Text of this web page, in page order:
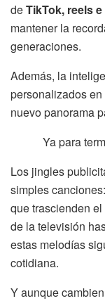
deTikTok, reels
mantener la
generaciones.
Además, la
personalizados
nuevo panorama
Ya para
Los jingles
simples
que trascienden
de la televisión
estas melodías
cotidiana.
Y aunque